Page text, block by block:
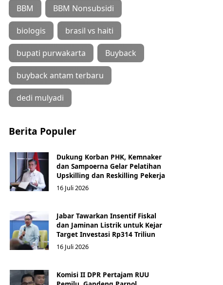
BBM BBM Nonsubsidi
biologis brasil vs haiti
bupati purwakarta Buyback
buyback antam terbaru
dedi mulyadi
Berita Populer
Dukung Korban PHK, Kemnaker
dan Sampoerna Gelar Pelatihan
Upskilling dan Reskilling Pekerja
16 Juli 2026
Jabar Tawarkan Insentif Fiskal
dan Jaminan Listrik untuk Kejar
Target Investasi Rp314 Triliun
16 Juli 2026
Komisi II DPR Pertajam RUU